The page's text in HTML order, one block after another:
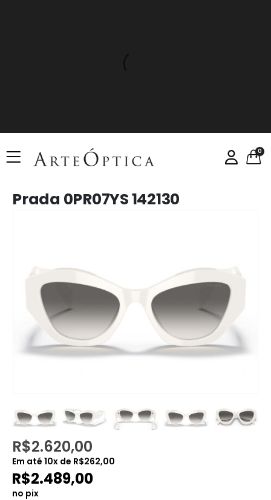
0
Prada 0PR07YS 142130
R$2.620,00
Em até 10x de R$262,00
R$2.489,00
no pix